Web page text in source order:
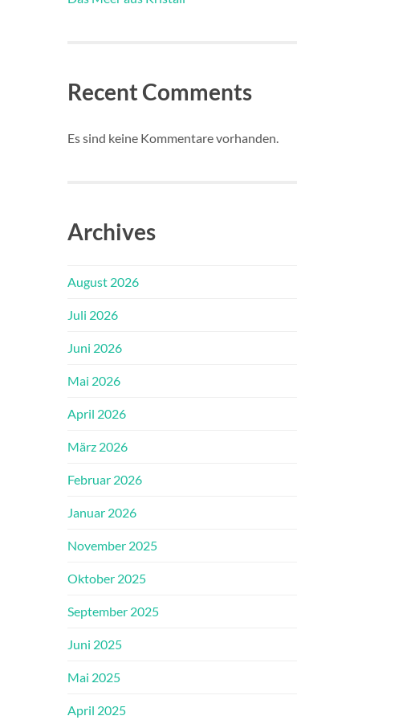
Recent Comments
Es sind keine Kommentare vorhanden.
Archives
August 2026
Juli 2026
Juni 2026
Mai 2026
April 2026
März 2026
Februar 2026
Januar 2026
November 2025
Oktober 2025
September 2025
Juni 2025
Mai 2025
April 2025